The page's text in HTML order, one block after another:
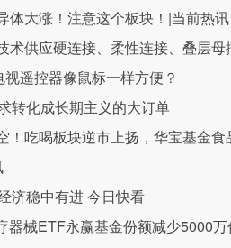
体大涨！注意这个板块！|当前热讯
术供应硬连接、柔性连接、叠层母
遥控器像鼠标一样方便？
转化成长期主义的大订单
！吃喝板块逆市上扬，华宝基金
济稳中有进 今日快看
器械ETF永赢基金份额减少5000